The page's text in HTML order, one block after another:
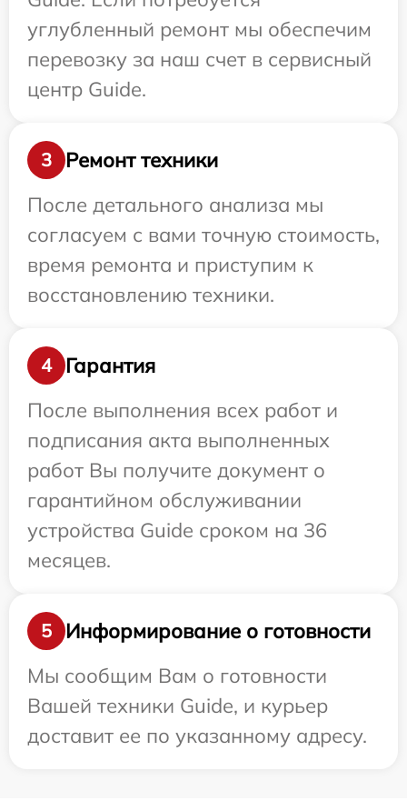
углубленный ремонт мы обеспечим
перевозку за наш счет в сервисный
центр Guide.
3
Ремонт техники
После детального анализа мы
согласуем с вами точную стоимость,
время ремонта и приступим к
восстановлению техники.
4
Гарантия
После выполнения всех работ и
подписания акта выполненных
работ Вы получите документ о
гарантийном обслуживании
устройства Guide сроком на 36
месяцев.
5
Информирование о готовности
Мы сообщим Вам о готовности
Вашей техники Guide, и курьер
доставит ее по указанному адресу.